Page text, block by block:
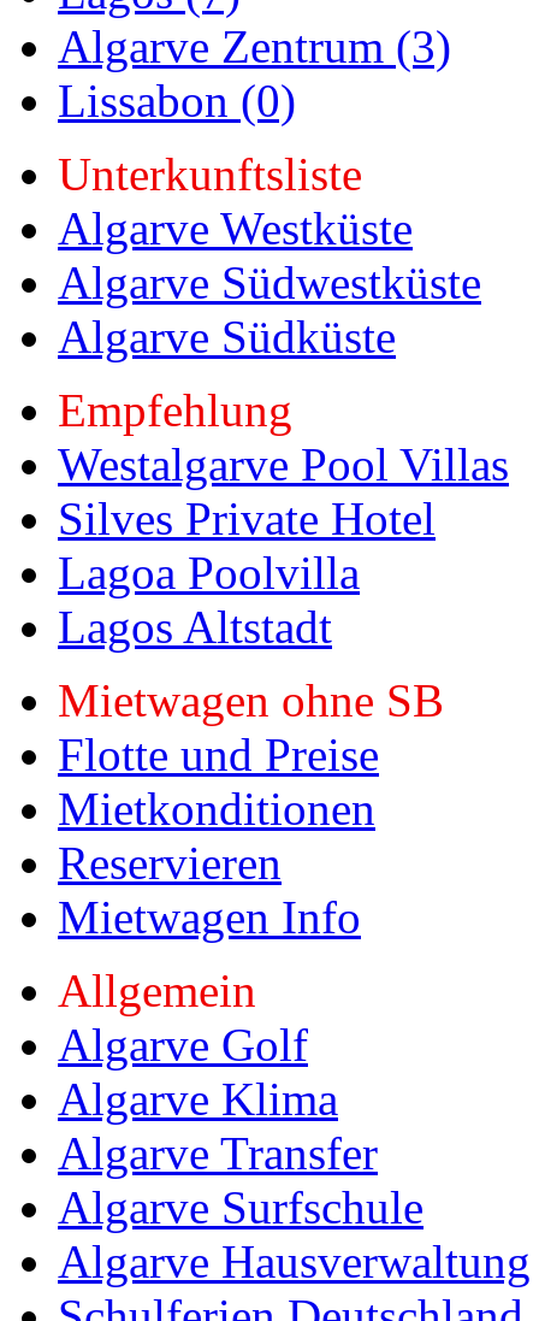
Algarve Zentrum (3)
Lissabon (0)
Unterkunftsliste
Algarve Westküste
Algarve Südwestküste
Algarve Südküste
Empfehlung
Westalgarve Pool Villas
Silves Private Hotel
Lagoa Poolvilla
Lagos Altstadt
Mietwagen ohne SB
Flotte und Preise
Mietkonditionen
Reservieren
Mietwagen Info
Allgemein
Algarve Golf
Algarve Klima
Algarve Transfer
Algarve Surfschule
Algarve Hausverwaltung